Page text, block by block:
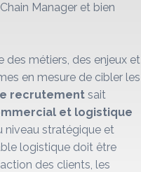
Manager et bien
des métiers, des enjeux et
en mesure de cibler les
recrutement sait
et logistique
niveau stratégique et
logistique doit être
des clients, les